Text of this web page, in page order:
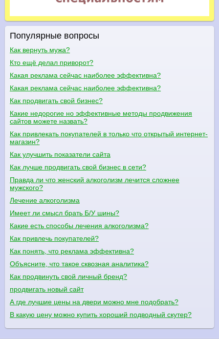
Популярные вопросы
Как вернуть мужа?
Кто ещё делал приворот?
Какая реклама сейчас наиболее эффективна?
Какая реклама сейчас наиболее эффективна?
Как продвигать свой бизнес?
Какие недорогие но эффективные методы продвижения
сайтов можете назвать?
Как привлекать покупателей в только что открытый интернет-
магазин?
Как улучшить показатели сайта
Как лучше продвигать свой бизнес в сети?
Правда ли что женский алкоголизм лечится сложнее
мужского?
Лечение алкоголизма
Имеет ли смысл брать Б/У шины?
Какие есть способы лечения алкоголизма?
Как привлечь покупателей?
Как понять, что реклама эффективна?
Объясните, что такое сквозная аналитика?
Как продвинуть свой личный бренд?
продвигать новый сайт
А где лучшие цены на двери можно мне подобрать?
В какую цену можно купить хороший подводный скутер?